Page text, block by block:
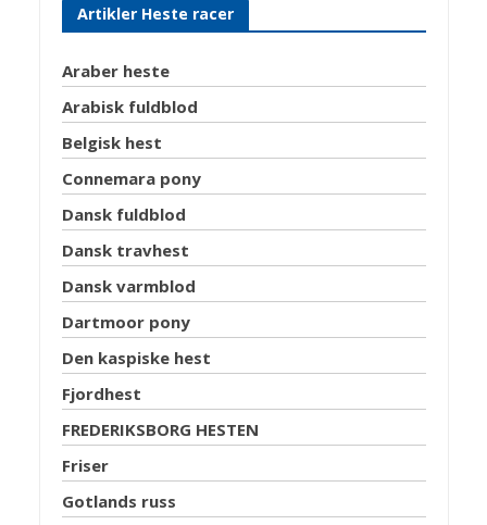
Artikler Heste racer
Araber heste
Arabisk fuldblod
Belgisk hest
Connemara pony
Dansk fuldblod
Dansk travhest
Dansk varmblod
Dartmoor pony
Den kaspiske hest
Fjordhest
FREDERIKSBORG HESTEN
Friser
Gotlands russ